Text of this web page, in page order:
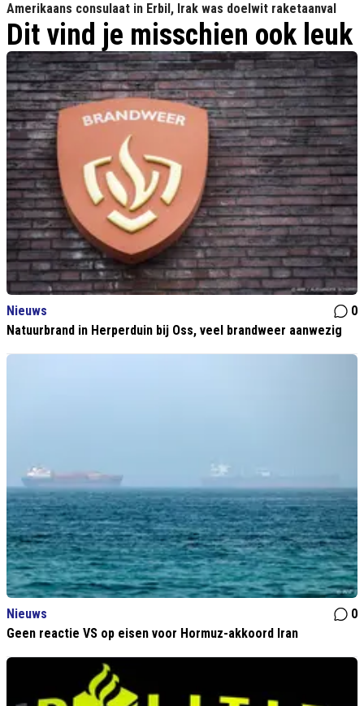
Amerikaans consulaat in Erbil, Irak was doelwit raketaanval
Dit vind je misschien ook leuk
Nieuws
0
Natuurbrand in Herperduin bij Oss, veel brandweer aanwezig
Nieuws
0
Geen reactie VS op eisen voor Hormuz-akkoord Iran